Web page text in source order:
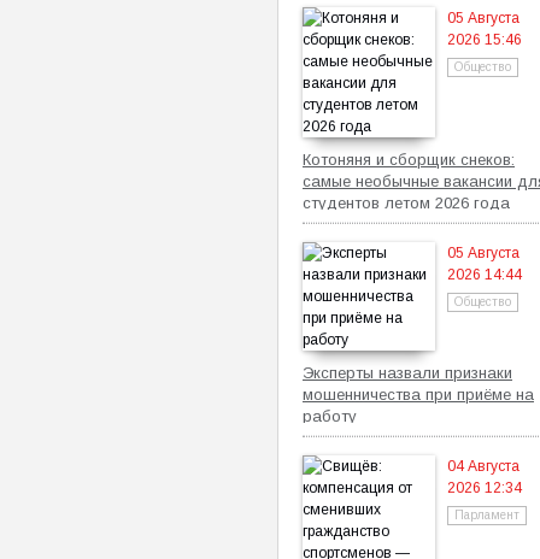
05 Августа
2026 15:46
Общество
Котоняня и сборщик снеков:
самые необычные вакансии
студентов летом 2026 года
05 Августа
2026 14:44
Общество
Эксперты назвали признаки
мошенничества при приёме на
работу
04 Августа
2026 12:34
Парламент